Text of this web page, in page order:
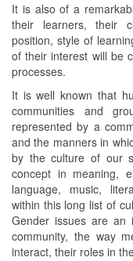
It is also of a
their learners, their
position, style of
of their interest will be
processes.
It is well known that
communities and
represented by a
and the manners in
by the culture of our
concept in meaning,
language, music,
within this long list of
Gender issues are
community, the way
interact, their roles in